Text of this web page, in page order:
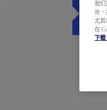
我们
合，
尤其
在
下载